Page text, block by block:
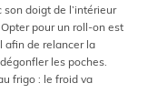
doigt de l’intérieur
pour un roll-on est
afin de relancer la
les poches.
frigo : le froid va